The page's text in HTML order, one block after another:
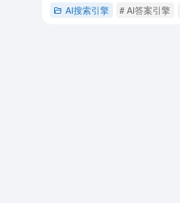
AI搜索引擎 # AI答案引擎